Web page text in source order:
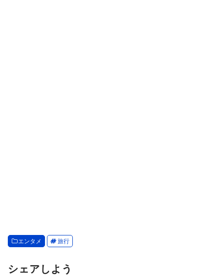
エンタメ 旅行
シェアしよう